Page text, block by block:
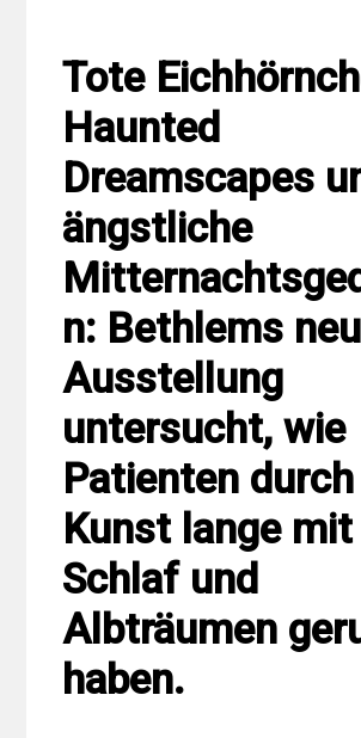
Tote
Haunted
Dreamscapes
ängstliche
n: Bethlems
Ausstellung
untersucht, wie
Patienten durch
Kunst lange mit
Schlaf und
Albträumen
haben.